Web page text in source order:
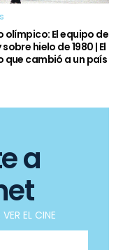
olímpico: El equipo de
hielo de 1980 | El
que cambió a un país
a
EL CINE